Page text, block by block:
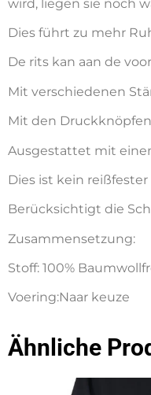
wird, liegen sie noch
Dies führt zu mehr
De rits kan aan de
Mit verschiedenen
Mit den
Ausgestattet mit
Dies ist kein reißfester
Berücksichtigt die
Zusammensetzung:
Stoff: 100%
Voering:Naar keuze
Ähnliche